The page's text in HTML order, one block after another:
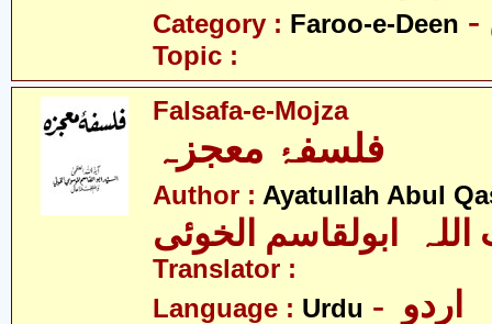
Category : Faroo-e-Deen
Topic :
Falsafa-e-Mojza
فلسفۂ معجزہ
Author : Ayatullah Abul
اللہ ابولقاسم الخوئی
Translator :
Language : Urdu